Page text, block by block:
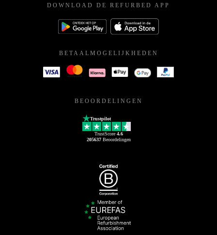
DOWNLOAD DE REFURBED APP
BETAALMOGELIJKHEDEN
BEOORDELINGEN
Trustpilot
TrustScore 4.6
205637Beoordelingen